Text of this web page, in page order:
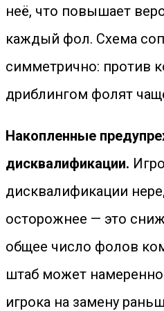
неё, что повышает
каждый фол. Схема
симметрично: против
дриблингом фолят
Накопленные
дисквалификации.
дисквалификации
осторожнее — это
общее число фолов
штаб может
игрока на замену